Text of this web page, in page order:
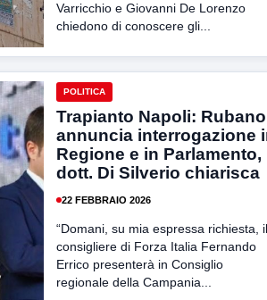
Varricchio e Giovanni De Lorenzo
chiedono di conoscere gli...
POLITICA
Trapianto Napoli: Rubano
annuncia interrogazione
Regione e in Parlamento,
dott. Di Silverio chiarisca
22 FEBBRAIO 2026
“Domani, su mia espressa richiesta, il
consigliere di Forza Italia Fernando
Errico presenterà in Consiglio
regionale della Campania...